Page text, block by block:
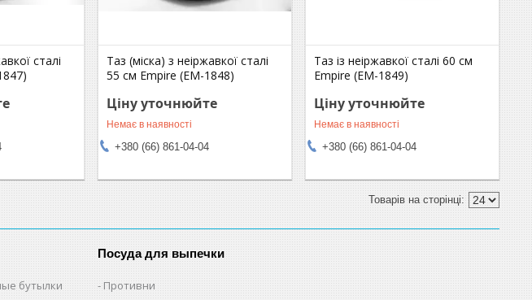
сталі
Таз (міска) з неіржавкої сталі
55 см Empire (EM-1848)
Ціну уточнюйте
Немає в наявності
+380 (66) 861-04-04
Таз із неіржавкої сталі 60 см
Empire (EM-1849)
Ціну уточнюйте
Немає в наявності
+380 (66) 861-04-04
бутылки
Посуда для выпечки
Противни